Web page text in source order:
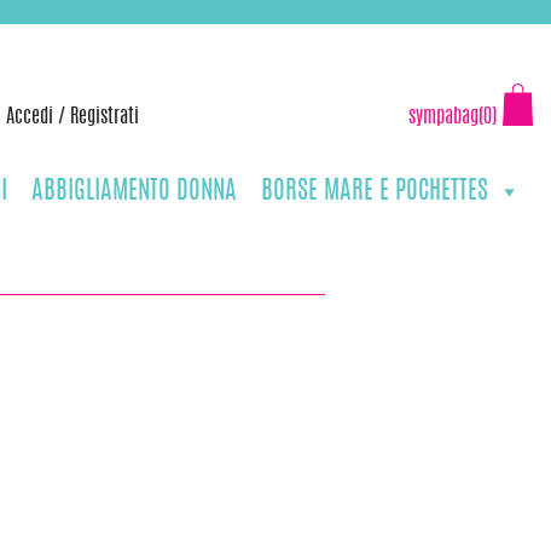
Accedi / Registrati sympabag(0)
ABBIGLIAMENTO DONNA BORSE MARE E POCHETTES